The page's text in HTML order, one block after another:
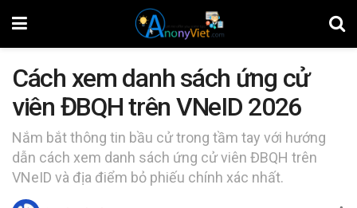
Cách xem danh sách ứng cử
viên ĐBQH trên VNeID 2026
Nắm bắt thông tin bầu cử trong tầm tay với hướng
dẫn cách xem danh sách ứng cử viên ĐBQH trên
VNeID và địa điểm bỏ phiếu chính xác nhất.